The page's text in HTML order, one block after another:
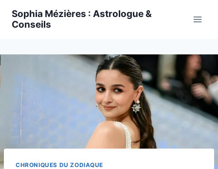
Sophia Mézières : Astrologue &
Conseils
CHRONIQUES DU ZODIAQUE